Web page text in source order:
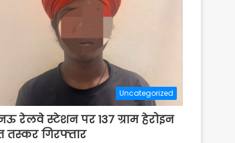
Uncategorized
रेलवे स्टेशन पर 137 ग्राम हेरोइन
तस्कर गिरफ्तार